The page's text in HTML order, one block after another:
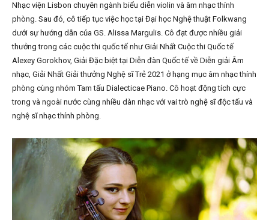
Nhạc viện Lisbon chuyên ngành biểu diễn violin và âm nhạc thính
phòng. Sau đó, cô tiếp tục việc học tại Đại học Nghệ thuật Folkwang
dưới sự hướng dẫn của GS. Alissa Margulis. Cô đạt được nhiều giải
thưởng trong các cuộc thi quốc tế như Giải Nhất Cuộc thi Quốc tế
Alexey Gorokhov, Giải Đặc biệt tại Diễn đàn Quốc tế về Diễn giải Âm
nhạc, Giải Nhất Giải thưởng Nghệ sĩ Trẻ 2021 ở hạng mục âm nhạc thính
phòng cùng nhóm Tam tấu Dialecticae Piano. Cô hoạt động tích cực
trong và ngoài nước cùng nhiều dàn nhạc với vai trò nghệ sĩ độc tấu và
nghệ sĩ nhạc thính phòng.